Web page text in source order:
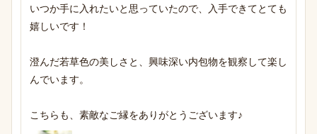
いつか手に入れたいと思っていたので、入手できてとても
嬉しいです！
澄んだ若草色の美しさと、興味深い内包物を観察して楽し
んでいます。
こちらも、素敵なご縁をありがとうございます♪